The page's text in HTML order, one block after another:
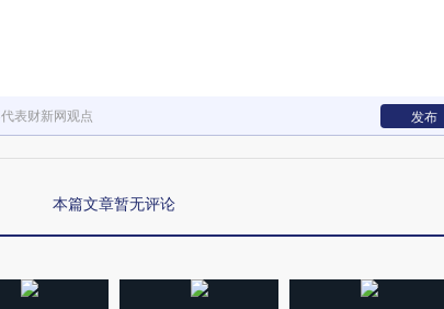
表财新网观点 发布
本篇文章暂无评论